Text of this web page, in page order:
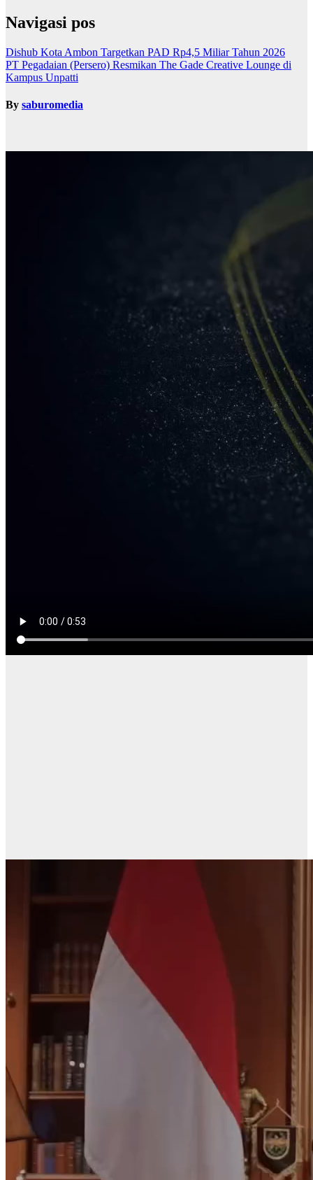
Navigasi pos
Dishub Kota Ambon Targetkan PAD Rp4,5 Miliar Tahun 2026
PT Pegadaian (Persero) Resmikan The Gade Creative Lounge di
Kampus Unpatti
By saburomedia